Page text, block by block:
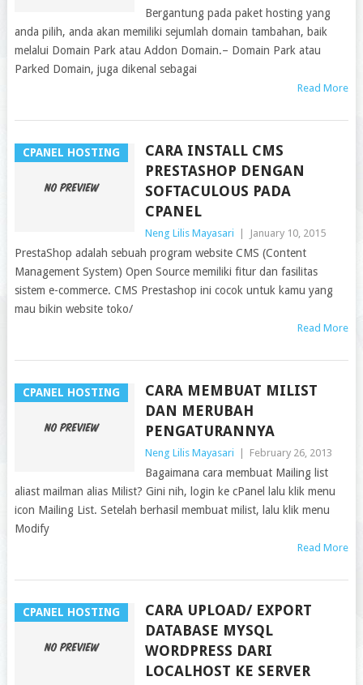
Bergantung pada paket hosting yang
anda pilih, anda akan memiliki sejumlah domain tambahan, baik
melalui Domain Park atau Addon Domain.– Domain Park atau
Parked Domain, juga dikenal sebagai
Read More
CPANEL HOSTING
CARA INSTALL CMS
PRESTASHOP DENGAN
SOFTACULOUS PADA
CPANEL
Neng Lilis Mayasari January 10, 2015
PrestaShop adalah sebuah program website CMS (Content
Management System) Open Source memiliki fitur dan fasilitas
sistem e-commerce. CMS Prestashop ini cocok untuk kamu yang
mau bikin website toko/
Read More
CPANEL HOSTING
CARA MEMBUAT MILIST
DAN MERUBAH
PENGATURANNYA
Neng Lilis Mayasari February 26, 2013
Bagaimana cara membuat Mailing list
aliast mailman alias Milist? Gini nih, login ke cPanel lalu klik menu
icon Mailing List. Setelah berhasil membuat milist, lalu klik menu
Modify
Read More
CPANEL HOSTING
CARA UPLOAD/ EXPORT
DATABASE MYSQL
WORDPRESS DARI
LOCALHOST KE SERVER